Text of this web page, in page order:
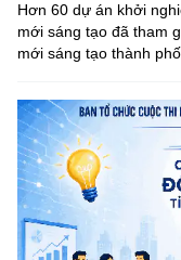
Hơn 60 dự án khởi
mới sáng tạo đã tham
mới sáng tạo thành